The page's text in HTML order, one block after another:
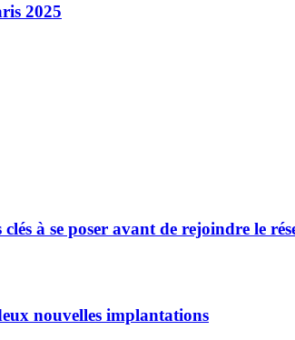
2025
à se poser avant de rejoindre le
nouvelles implantations